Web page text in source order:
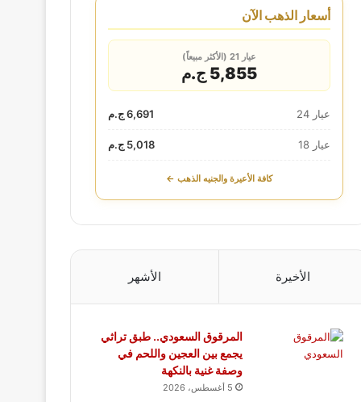
أسعار الذهب الآن
عيار 21 (الأكثر مبيعاً)
5,855 ج.م
عيار 24 6,691 ج.م
عيار 18 5,018 ج.م
كافة الأعيرة والجنيه الذهب ←
الأخيرة الأشهر
المرقوق السعودي.. طبق تراثي
يجمع بين العجين واللحم في
وصفة غنية بالنكهة
5 أغسطس، 2026